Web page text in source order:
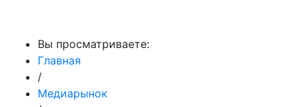
Вы просматриваете:
Главная
/
Медиарынок